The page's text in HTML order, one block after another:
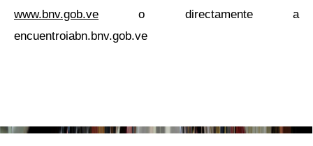
www.bnv.gob.ve o directamente a
encuentroiabn.bnv.gob.ve